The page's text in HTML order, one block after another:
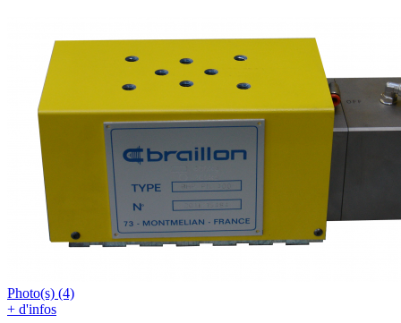
Photo(s) (4)
+ d'infos